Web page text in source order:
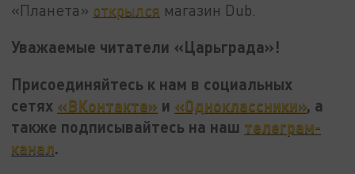
«Планета» открылся магазин Dub.
Уважаемые читатели «Царьграда»!
Присоединяйтесь к нам в социальных
сетях «ВКонтакте» и «Одноклассники», а
также подписывайтесь на наш телеграм-
канал.